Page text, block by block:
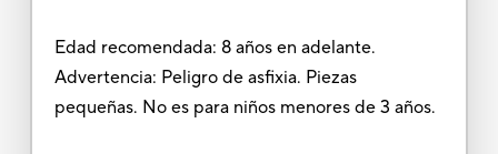
Edad recomendada: 8 años en adelante.
Advertencia: Peligro de asfixia. Piezas
pequeñas. No es para niños menores de 3 años.